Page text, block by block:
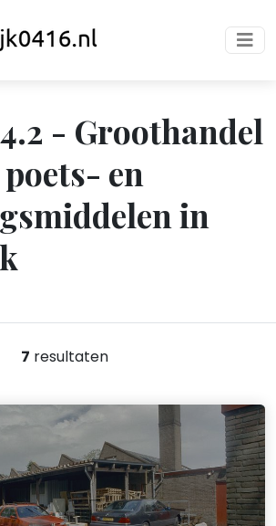
- Groothandel
en
in
7 resultaten